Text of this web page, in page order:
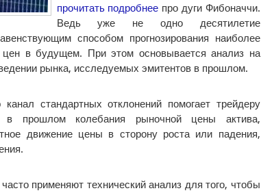
прочитать подробнее про дуги Фибоначчи.
Ведь уже не одно десятилетие
способом прогнозирования наиболее
цен в будущем. При этом основывается анализ на
рынка, исследуемых эмитентов в прошлом.
стандартных отклонений помогает трейдеру
в прошлом колебания рыночной цены актива,
движение цены в сторону роста или падения,
применяют технический анализ для того, чтобы